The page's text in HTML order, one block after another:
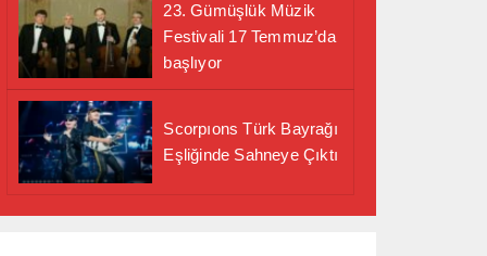
23. Gümüşlük Müzik
Festivali 17 Temmuz’da
başlıyor
Scorpıons Türk Bayrağı
Eşliğinde Sahneye Çıktı